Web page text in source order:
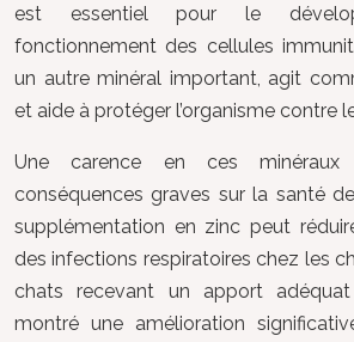
est essentiel pour le
fonctionnement des cellules
un autre minéral important, agit
et aide à protéger l’organisme contre
Une carence en ces
conséquences graves sur la santé
supplémentation en zinc peut
des infections respiratoires chez les
chats recevant un apport
montré une amélioration